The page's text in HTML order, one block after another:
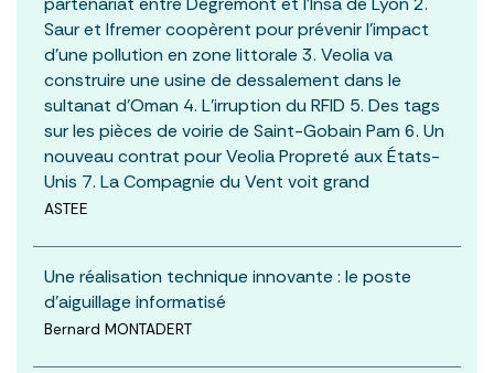
Saur et Ifremer coopèrent pour prévenir l’impact
d’une pollution en zone littorale 3. Veolia va
construire une usine de dessalement dans le
sultanat d’Oman 4. L’irruption du RFID 5. Des tags
sur les pièces de voirie de Saint-Gobain Pam 6. Un
nouveau contrat pour Veolia Propreté aux États-
Unis 7. La Compagnie du Vent voit grand
ASTEE
Une réalisation technique innovante : le poste
d’aiguillage informatisé
Bernard MONTADERT